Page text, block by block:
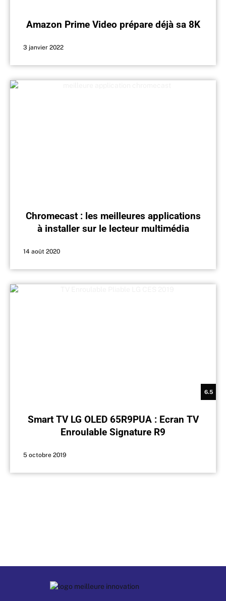
Amazon Prime Video prépare déjà sa 8K
3 janvier 2022
Chromecast : les meilleures applications
à installer sur le lecteur multimédia
14 août 2020
6.5
Smart TV LG OLED 65R9PUA : Ecran TV
Enroulable Signature R9
5 octobre 2019